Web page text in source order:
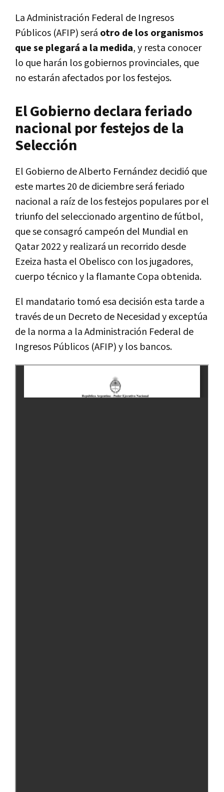
La Administración Federal de Ingresos
Públicos (AFIP) será otro de los organismos
que se plegará a la medida, y resta conocer
lo que harán los gobiernos provinciales, que
no estarán afectados por los festejos.
El Gobierno declara feriado
nacional por festejos de la
Selección
El Gobierno de Alberto Fernández decidió que
este martes 20 de diciembre será feriado
nacional a raíz de los festejos populares por el
triunfo del seleccionado argentino de fútbol,
que se consagró campeón del Mundial en
Qatar 2022 y realizará un recorrido desde
Ezeiza hasta el Obelisco con los jugadores,
cuerpo técnico y la flamante Copa obtenida.
El mandatario tomó esa decisión esta tarde a
través de un Decreto de Necesidad y exceptúa
de la norma a la Administración Federal de
Ingresos Públicos (AFIP) y los bancos.